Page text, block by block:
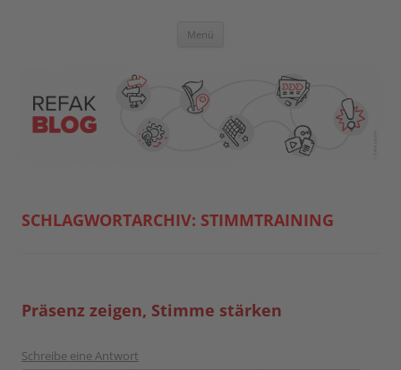
Blog der Referent:innen Akademie
Menü
SCHLAGWORTARCHIV: STIMMTRAINING
Präsenz zeigen, Stimme stärken
Schreibe eine Antwort